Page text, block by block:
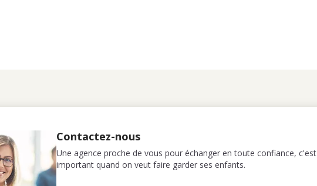
Contactez-nous
Une agence proche de vous pour échanger en toute confiance, c'est
important quand on veut faire garder ses enfants.